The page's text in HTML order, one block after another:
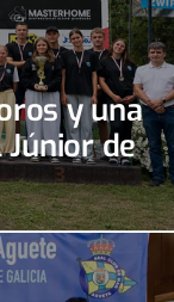
y una
de